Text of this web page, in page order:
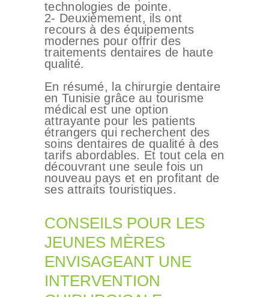
technologies de pointe.
2- Deuxièmement, ils ont
recours à des équipements
modernes pour offrir des
traitements dentaires de haute
qualité.
En résumé, la chirurgie dentaire
en Tunisie grâce au tourisme
médical est une option
attrayante pour les patients
étrangers qui recherchent des
soins dentaires de qualité à des
tarifs abordables. Et tout cela en
découvrant une seule fois un
nouveau pays et en profitant de
ses attraits touristiques.
CONSEILS POUR LES
JEUNES MÈRES
ENVISAGEANT UNE
INTERVENTION